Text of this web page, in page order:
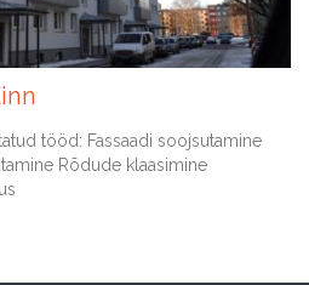
tööd: Fassaadi soojsutamine
Rõdude klaasimine